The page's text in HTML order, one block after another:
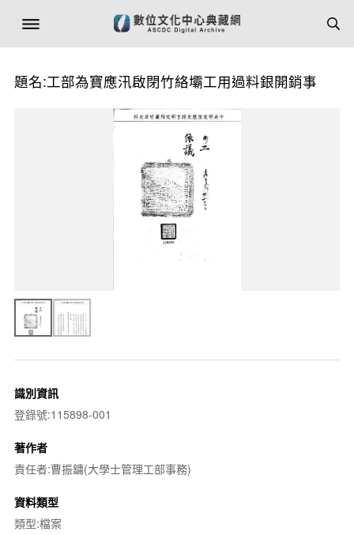
題名:工部為寶應汛啟閉竹絡壩工用過料銀開銷事
識別資訊
登錄號:115898-001
著作者
責任者:曹振鏞(大學士管理工部事務)
資料類型
類型:檔案